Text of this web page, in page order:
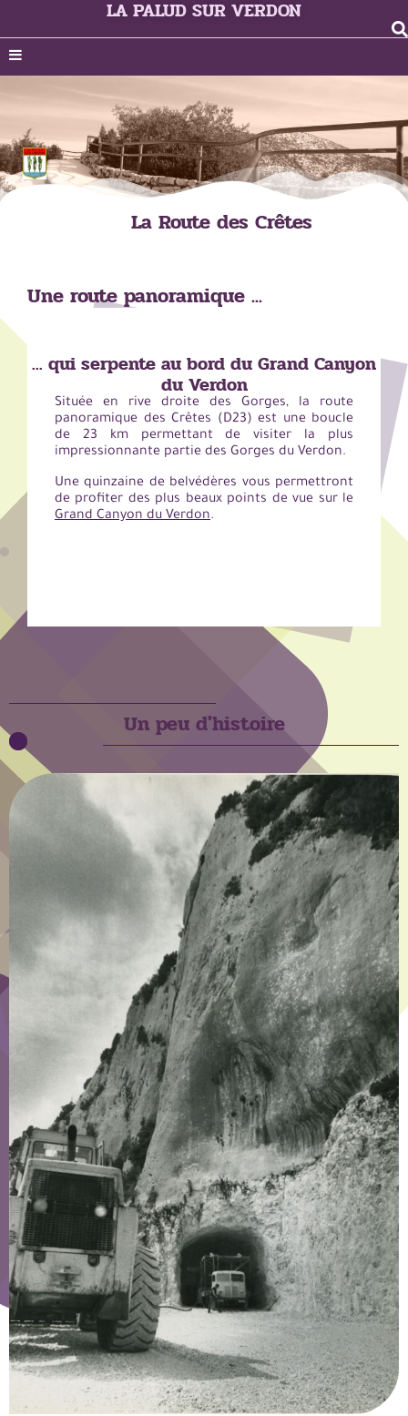
LA PALUD SUR VERDON
La Route des Crêtes
Une route panoramique ...
... qui serpente au bord du Grand Canyon
du Verdon
Située en rive droite des Gorges, la route
panoramique des Crêtes (D23) est une boucle
de 23 km permettant de visiter la plus
impressionnante partie des Gorges du Verdon.
Une quinzaine de belvédères vous permettront
de profiter des plus beaux points de vue sur le
Grand Canyon du Verdon.
Un peu d'histoire